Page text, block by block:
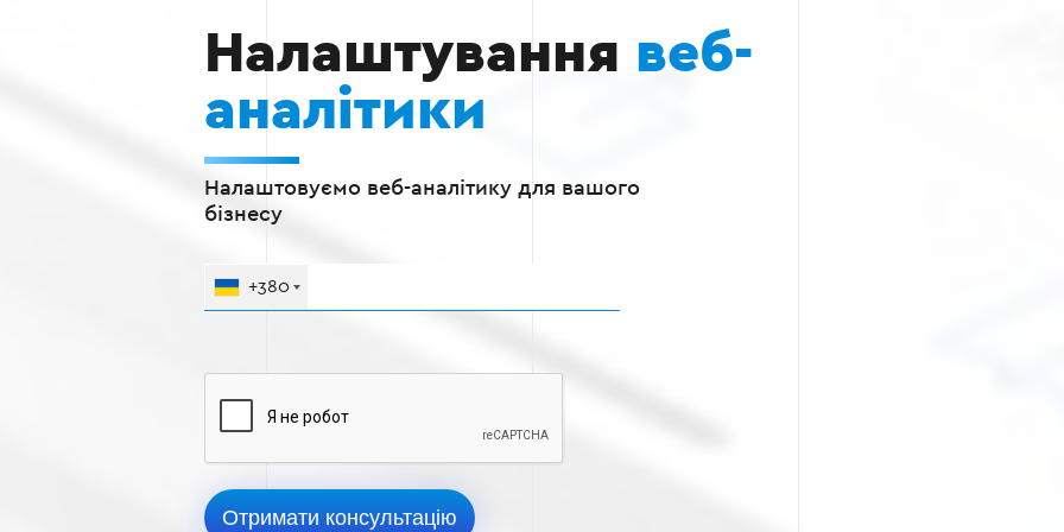
Налаштування веб-
аналітики
Налаштовуємо веб-аналітику для вашого
бізнесу
+380